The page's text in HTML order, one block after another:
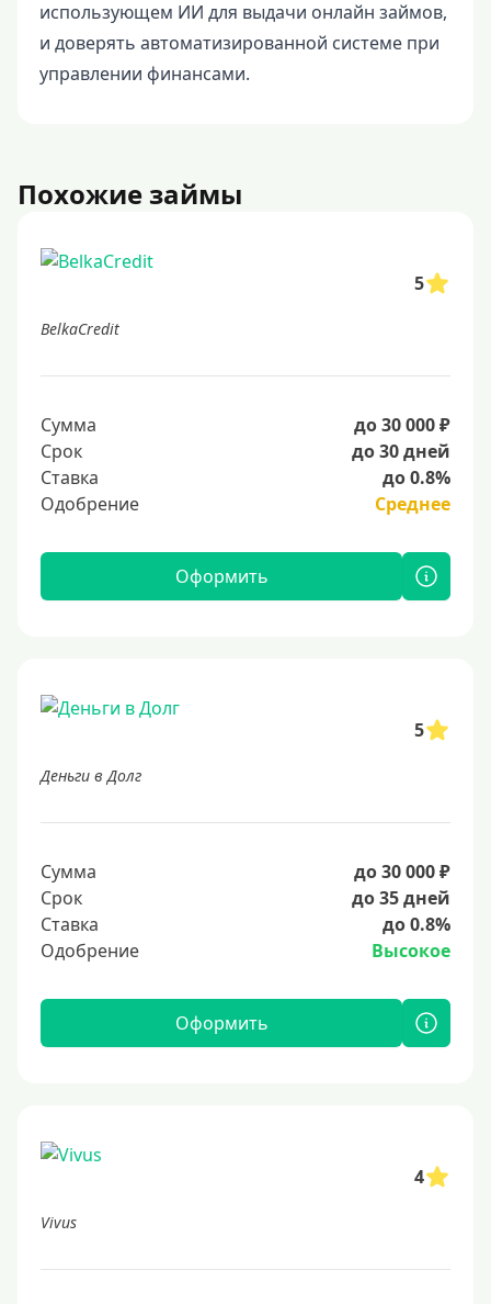
использующем ИИ для выдачи онлайн займов,
и доверять автоматизированной системе при
управлении финансами.
Похожие займы
5
BelkaCredit
Сумма
до 30 000 ₽
Срок
до 30 дней
Ставка
до 0.8%
Одобрение
Среднее
Оформить
5
Деньги в Долг
Сумма
до 30 000 ₽
Срок
до 35 дней
Ставка
до 0.8%
Одобрение
Высокое
Оформить
4
Vivus